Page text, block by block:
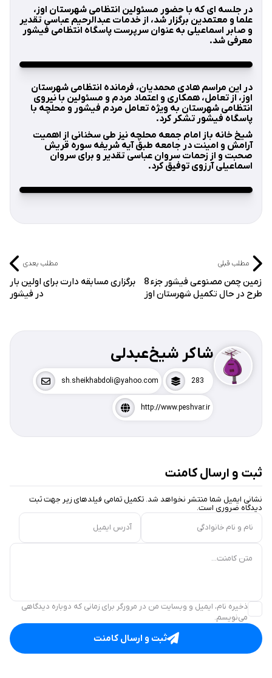
در جلسه ای که با حضور مسئولین انتظامی شهرستان اوز،
علما و معتمدین برگزار شد، از خدمات عبدالرحیم عباسی تقدیر
و صابر اسماعیلی به عنوان سرپرست پاسگاه انتظامی فیشور
معرفی شد.
در این مراسم هادی محمدیان، فرمانده انتظامی شهرستان
اوز، از تعامل، همکاری و اعتماد مردم و مسئولین با نیروی
انتظامی شهرستان به ویژه تعامل مردم فیشور و محلچه با
پاسگاه فیشور تشکر کرد.
شیخ خانه باز امام جمعه محلچه نیز طی سخنانی از اهمیت
آرامش و امینت در جامعه طبق آیه شریفه سوره قریش
صحبت و از زحمات سروان عباسی تقدیر و برای سروان
اسماعیلی آرزوی توفیق کرد.
مطلب قبلی
زمین چمن مصنوعی فیشور جزء 8
طرح در حال تکمیل شهرستان اوز
مطلب بعدی
برگزاری مسابقه دارت برای اولین بار
در فیشور
شاکر شیخ‌عبدلی
283
sh.sheikhabdoli@yahoo.com
http://www.peshvar.ir
ثبت و ارسال کامنت
نشانی ایمیل شما منتشر نخواهد شد. تکمیل تمامی فیلد‌های زیر جهت ثبت
دیدگاه ضروری است.
نام و نام خانوادگی
آدرس ایمیل
متن کامنت...
ذخیره نام، ایمیل و وبسایت من در مرورگر برای زمانی که دوباره دیدگاهی
می‌نویسم.
ثبت و ارسال کامنت